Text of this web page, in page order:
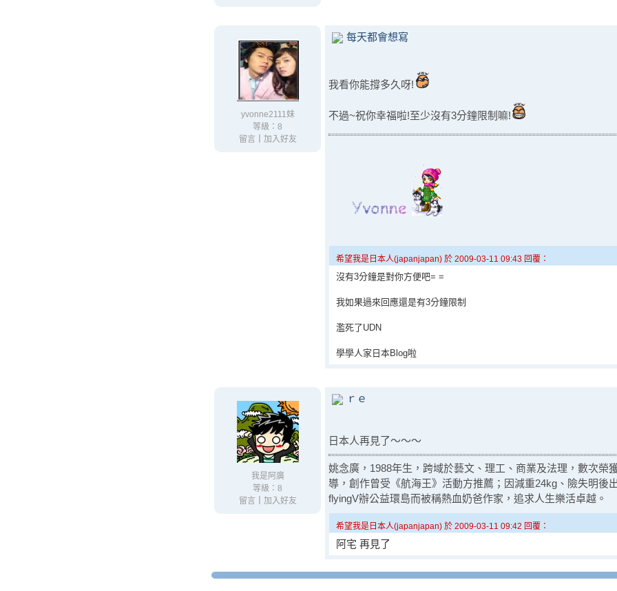
yvonne2111妹
等級：8
留言｜ 加入好友
每天都會想寫
我看你能撐多久呀!
不過~祝你幸福啦!至少沒有3分鐘限制嘛!
希望我是日本人(japanjapan) 於 2009-03-11 09:43 回覆：
沒有3分鐘是對你方便吧= =
我如果過來回應還是有3分鐘限制
濫死了UDN
學學人家日本Blog啦
我是阿廣
等級：8
留言｜ 加入好友
ｒｅ
日本人再見了～～～
姚念廣，1988年生，跨域於藝文、理工、商業及法理，數次榮
導，創作曾受《航海王》活動方推薦；因減重24kg、險失明後
flyingV辦公益環島而被稱熱血奶爸作家，追求人生樂活卓越。
希望我是日本人(japanjapan) 於 2009-03-11 09:42 回覆：
阿宅 再見了